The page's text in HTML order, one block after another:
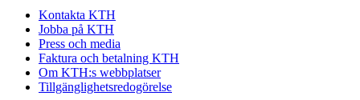
Kontakta KTH
Jobba på KTH
Press och media
Faktura och betalning KTH
Om KTH:s webbplatser
Tillgänglighetsredogörelse